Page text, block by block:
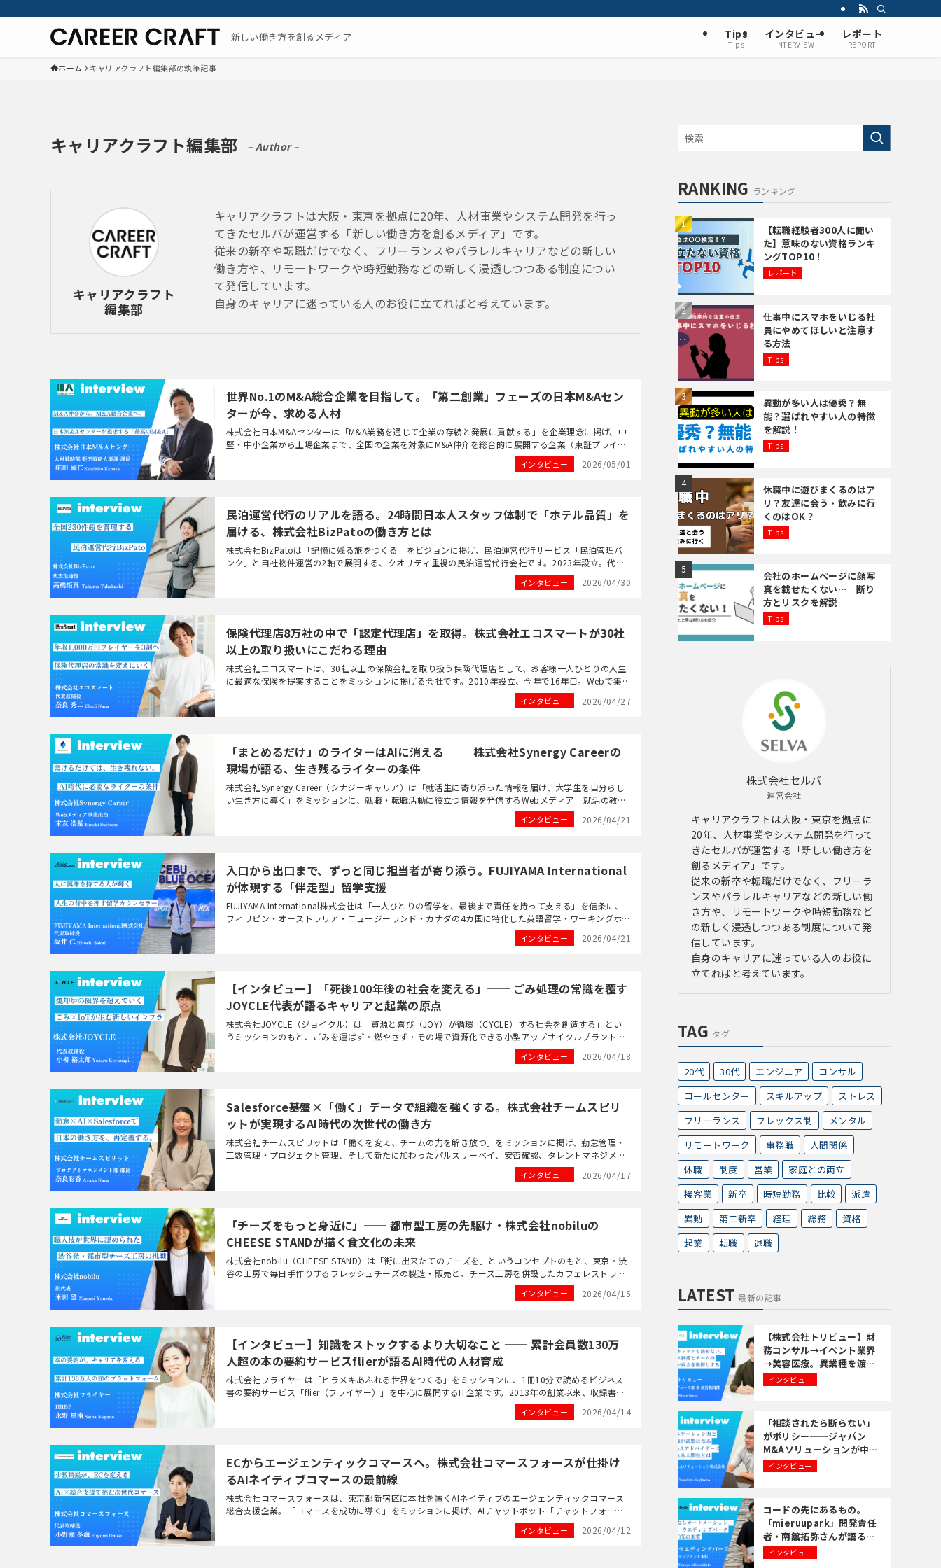
新しい働き方を創るメディア Tips
Tips
インタビュー
INTERVIEW
レポート
REPORT
ホーム キャリアクラフト編集部の執筆記事
キャリアクラフト編集部 – Author –
キャリアクラフト
編集部
キャリアクラフトは大阪・東京を拠点に20年、人材事業やシステム開発を行っ
てきたセルバが運営する「新しい働き方を創るメディア」です。
従来の新卒や転職だけでなく、フリーランスやパラレルキャリアなどの新しい
働き方や、リモートワークや時短勤務などの新しく浸透しつつある制度につい
て発信しています。
自身のキャリアに迷っている人のお役に立てればと考えています。
世界No.1のM&A総合企業を目指して。「第二創業」フェーズの日本M&Aセン
ターが今、求める人材
株式会社日本M&Aセンターは「M&A業務を通じて企業の存続と発展に貢献する」を企業理念に掲げ、中
堅・中小企業から上場企業まで、全国の企業を対象にM&A仲介を総合的に展開する企業（東証プライム
2026/05/01
インタビュー
民泊運営代行のリアルを語る。24時間日本人スタッフ体制で「ホテル品質」を
届ける、株式会社BizPatoの働き方とは
株式会社BizPatoは「記憶に残る旅をつくる」をビジョンに掲げ、民泊運営代行サービス「民泊管理バ
ンク」と自社物件運営の2軸で展開する、クオリティ重視の民泊運営代行会社です。2023年設立。代表
2026/04/30
インタビュー
保険代理店8万社の中で「認定代理店」を取得。株式会社エコスマートが30社
以上の取り扱いにこだわる理由
株式会社エコスマートは、30社以上の保険会社を取り扱う保険代理店として、お客様一人ひとりの人生
に最適な保険を提案することをミッションに掲げる会社です。2010年設立、今年で16年目。Webで集
2026/04/27
インタビュー
「まとめるだけ」のライターはAIに消える ── 株式会社Synergy Careerの
現場が語る、生き残るライターの条件
株式会社Synergy Career（シナジーキャリア）は「就活生に寄り添った情報を届け、大学生を自分らし
い生き方に導く」をミッションに、就職・転職活動に役立つ情報を発信するWebメディア「就活の教科
2026/04/21
インタビュー
入口から出口まで、ずっと同じ担当者が寄り添う。FUJIYAMA International
が体現する「伴走型」留学支援
FUJIYAMA International株式会社は「一人ひとりの留学を、最後まで責任を持って支える」を信条に、
フィリピン・オーストラリア・ニュージーランド・カナダの4カ国に特化した英語留学・ワーキングホ
2026/04/21
インタビュー
【インタビュー】「死後100年後の社会を変える」── ごみ処理の常識を覆す
JOYCLE代表が語るキャリアと起業の原点
株式会社JOYCLE（ジョイクル）は「資源と喜び（JOY）が循環（CYCLE）する社会を創造する」とい
うミッションのもと、ごみを運ばず・燃やさず・その場で資源化できる小型アップサイクルプラント
2026/04/18
インタビュー
Salesforce基盤×「働く」データで組織を強くする。株式会社チームスピリ
ットが実現するAI時代の次世代の働き方
株式会社チームスピリットは「働くを変え、チームの力を解き放つ」をミッションに掲げ、勤怠管理・
工数管理・プロジェクト管理、そして新たに加わったパルスサーベイ、安否確認、タレントマネジメン
2026/04/17
インタビュー
「チーズをもっと身近に」── 都市型工房の先駆け・株式会社nobiluの
CHEESE STANDが描く食文化の未来
株式会社nobilu（CHEESE STAND）は「街に出来たてのチーズを」というコンセプトのもと、東京・渋
谷の工房で毎日手作りするフレッシュチーズの製造・販売と、チーズ工房を併設したカフェレストラン
2026/04/15
インタビュー
【インタビュー】知識をストックするより大切なこと ── 累計会員数130万
人超の本の要約サービスflierが語るAI時代の人材育成
株式会社フライヤーは「ヒラメキあふれる世界をつくる」をミッションに、1冊10分で読めるビジネス
書の要約サービス「flier（フライヤー）」を中心に展開するIT企業です。2013年の創業以来、収録書籍
2026/04/14
インタビュー
ECからエージェンティックコマースへ。株式会社コマースフォースが仕掛け
るAIネイティブコマースの最前線
株式会社コマースフォースは、東京都新宿区に本社を置くAIネイティブのエージェンティックコマース
総合支援企業。「コマースを成功に導く」をミッションに掲げ、AIチャットボット「チャットフォー
2026/04/12
インタビュー
RANKING ランキング
【転職経験者300人に聞い
た】意味のない資格ランキ
ングTOP10！
レポート
仕事中にスマホをいじる社
員にやめてほしいと注意す
る方法
Tips
異動が多い人は優秀？無
能？選ばれやすい人の特徴
を解説！
Tips
休職中に遊びまくるのはア
リ？友達に会う・飲みに行
くのはOK？
Tips
会社のホームページに顔写
真を載せたくない…｜断り
方とリスクを解説
Tips
株式会社セルバ
運営会社
キャリアクラフトは大阪・東京を拠点に
20年、人材事業やシステム開発を行って
きたセルバが運営する「新しい働き方を
創るメディア」です。
従来の新卒や転職だけでなく、フリーラ
ンスやパラレルキャリアなどの新しい働
き方や、リモートワークや時短勤務など
の新しく浸透しつつある制度について発
信しています。
自身のキャリアに迷っている人のお役に
立てればと考えています。
TAG タグ
20代 30代 エンジニア
コンサル
コールセンター
スキルアップ
ストレス
フリーランス
フレックス制
メンタル
リモートワーク
事務職
人間関係
休職
制度 営業
家庭との両立
接客業
新卒 時短勤務 比較
派遣
異動
第二新卒 経理 総務
資格
起業
転職 退職
LATEST 最新の記事
【株式会社トリビュー】財
務コンサル→イベント業界
→美容医療。異業種を渡り
歩いた井上翔太さんが語
る、「経験を活かす転職」
インタビュー
「相談されたら断らない」
がポリシー──ジャパン
M&Aソリューションが中小
企業の事業承継に全力で向
き合う理由
インタビュー
コードの先にあるもの。
「mieruupark」開発責任
者・南舘拓弥さんが語る
「共創するエンジニア」と
いうキャリア
インタビュー